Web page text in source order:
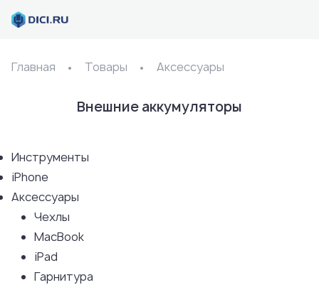
Главная Товары Аксессуары
Внешние аккумуляторы
Инструменты
iPhone
Аксессуары
Чехлы
MacBook
iPad
Гарнитура